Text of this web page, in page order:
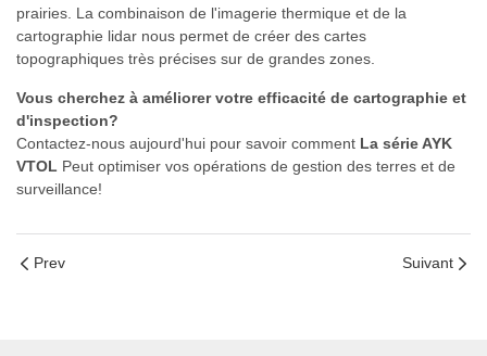
prairies. La combinaison de l'imagerie thermique et de la
cartographie lidar nous permet de créer des cartes
topographiques très précises sur de grandes zones.
Vous cherchez à améliorer votre efficacité de cartographie et
d'inspection?
Contactez-nous aujourd'hui pour savoir comment La série AYK
VTOL Peut optimiser vos opérations de gestion des terres et de
surveillance!
Prev Suivant